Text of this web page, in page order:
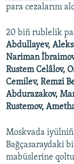
para cezalarını
20 biñ rublelik
Abdullayev,
Nariman
Rustem Celâlov,
Cemilev, Remzi
Abdurazakov,
Rustemov,
Moskvada iyülniñ
Bağçasaraydaki
mabüslerine